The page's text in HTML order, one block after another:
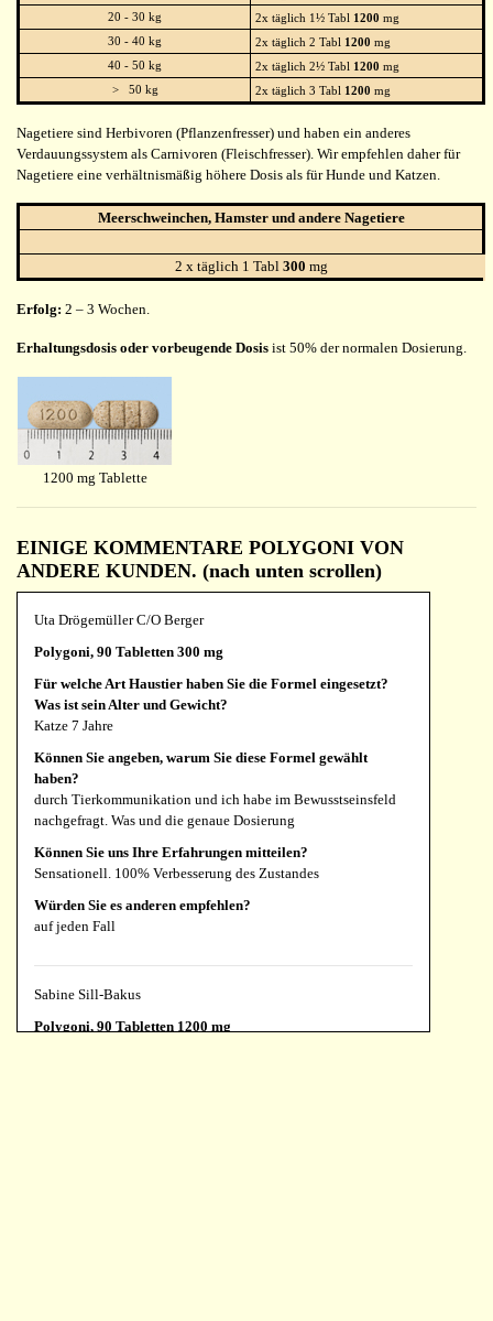
20 - 30 kg
2x täglich 1½ Tabl 1200 mg
30 - 40 kg
2x täglich 2 Tabl 1200 mg
40 - 50 kg
2x täglich 2½ Tabl 1200 mg
> 50 kg
2x täglich 3 Tabl 1200 mg
Nagetiere sind Herbivoren (Pflanzenfresser) und haben ein anderes
Verdauungssystem als Carnivoren (Fleischfresser). Wir empfehlen daher für
Nagetiere eine verhältnismäßig höhere Dosis als für Hunde und Katzen.
Meerschweinchen, Hamster und andere Nagetiere
2 x täglich 1 Tabl 300 mg
Erfolg: 2 – 3 Wochen.
Erhaltungsdosis oder vorbeugende Dosis ist 50% der normalen Dosierung.
1200 mg Tablette
EINIGE KOMMENTARE POLYGONI VON
ANDERE KUNDEN. (nach unten scrollen)
Uta Drögemüller C/O Berger
Polygoni, 90 Tabletten 300 mg
Für welche Art Haustier haben Sie die Formel eingesetzt?
Was ist sein Alter und Gewicht?
Katze 7 Jahre
Können Sie angeben, warum Sie diese Formel gewählt
haben?
durch Tierkommunikation und ich habe im Bewusstseinsfeld
nachgefragt. Was und die genaue Dosierung
Können Sie uns Ihre Erfahrungen mitteilen?
Sensationell. 100% Verbesserung des Zustandes
Würden Sie es anderen empfehlen?
auf jeden Fall
Sabine Sill-Bakus
Polygoni, 90 Tabletten 1200 mg